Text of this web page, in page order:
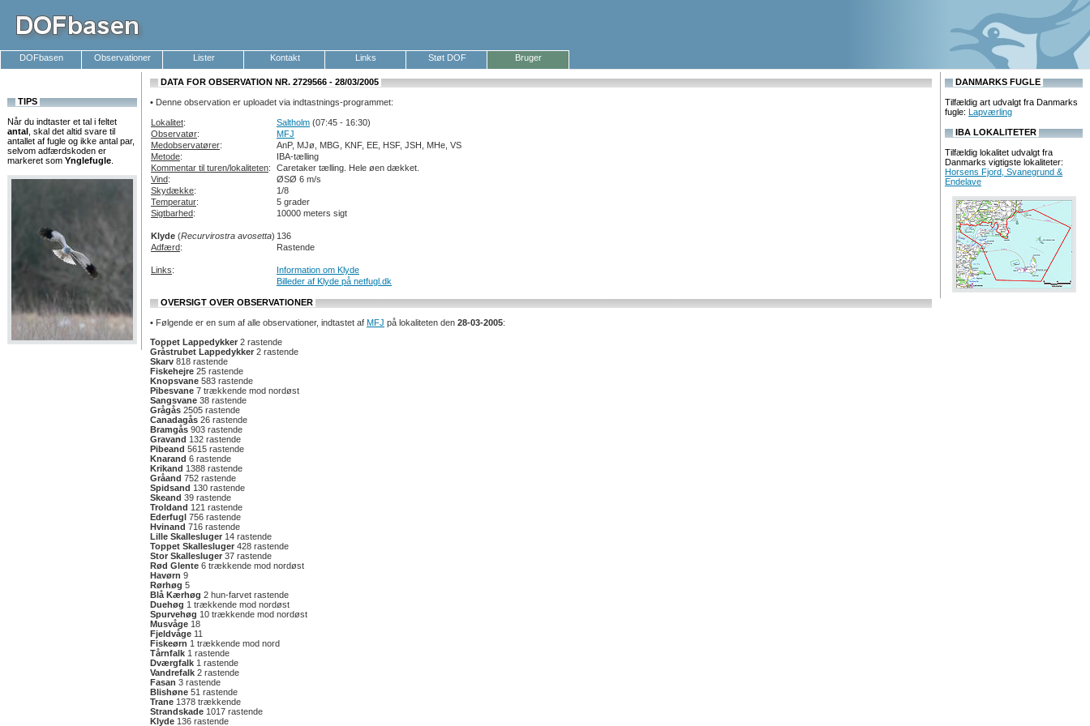
DOFbasen Observationer Lister Kontakt Links Støt DOF Bruger
TIPS
Når du indtaster et tal i feltet
antal , skal det altid svare til
antallet af fugle og ikke antal par,
selvom adfærdskoden er
markeret som Ynglefugle
DANMARKS FUGLE
Tilfældig art udvalgt fra Danmarks
fugle: Lapværling
IBA LOKALITETER
Tilfældig lokalitet udvalgt fra
Danmarks vigtigste lokaliteter:
Horsens Fjord, Svanegrund &
Endelave
DATA FOR OBSERVATION NR. 2729566 - 28/03/2005
• Denne observation er uploadet via indtastnings-programmet:
Lokalitet: Saltholm (07:45 - 16:30)
Observatør:
MFJ
Medobservatører:
AnP, MJø, MBG, KNF, EE, HSF, JSH, MHe, VS
Metode:
IBA-tælling
Kommentar til turen/lokaliteten:
Caretaker tælling. Hele øen dækket.
Vind:
ØSØ 6 m/s
Skydække:
1/8
Temperatur:
5 grader
Sigtbarhed: 10000 meters sigt
Klyde (Recurvirostra avosetta) 136
Adfærd: Rastende
Links:
Information om Klyde
Billeder af Klyde på netfugl.dk
OVERSIGT OVER OBSERVATIONER
• Følgende er en sum af alle observationer, indtastet af MFJ på lokaliteten den 28-03-2005:
Toppet Lappedykker 2 rastende
Gråstrubet Lappedykker 2 rastende
Skarv 818 rastende
Fiskehejre 25 rastende
Knopsvane 583 rastende
Pibesvane 7 trækkende mod nordøst
Sangsvane 38 rastende
Grågås 2505 rastende
Canadagås 26 rastende
Bramgås 903 rastende
Gravand 132 rastende
Pibeand 5615 rastende
Knarand 6 rastende
Krikand 1388 rastende
Gråand 752 rastende
Spidsand 130 rastende
Skeand 39 rastende
Troldand 121 rastende
Ederfugl 756 rastende
Hvinand 716 rastende
Lille Skallesluger 14 rastende
Toppet Skallesluger 428 rastende
Stor Skallesluger 37 rastende
Rød Glente 6 trækkende mod nordøst
Havørn 9
Rørhøg 5
Blå Kærhøg 2 hun-farvet rastende
Duehøg 1 trækkende mod nordøst
Spurvehøg 10 trækkende mod nordøst
Musvåge 18
Fjeldvåge 11
Fiskeørn 1 trækkende mod nord
Tårnfalk 1 rastende
Dværgfalk 1 rastende
Vandrefalk 2 rastende
Fasan 3 rastende
Blishøne 51 rastende
Trane 1378 trækkende
Strandskade 1017 rastende
Klyde 136 rastende